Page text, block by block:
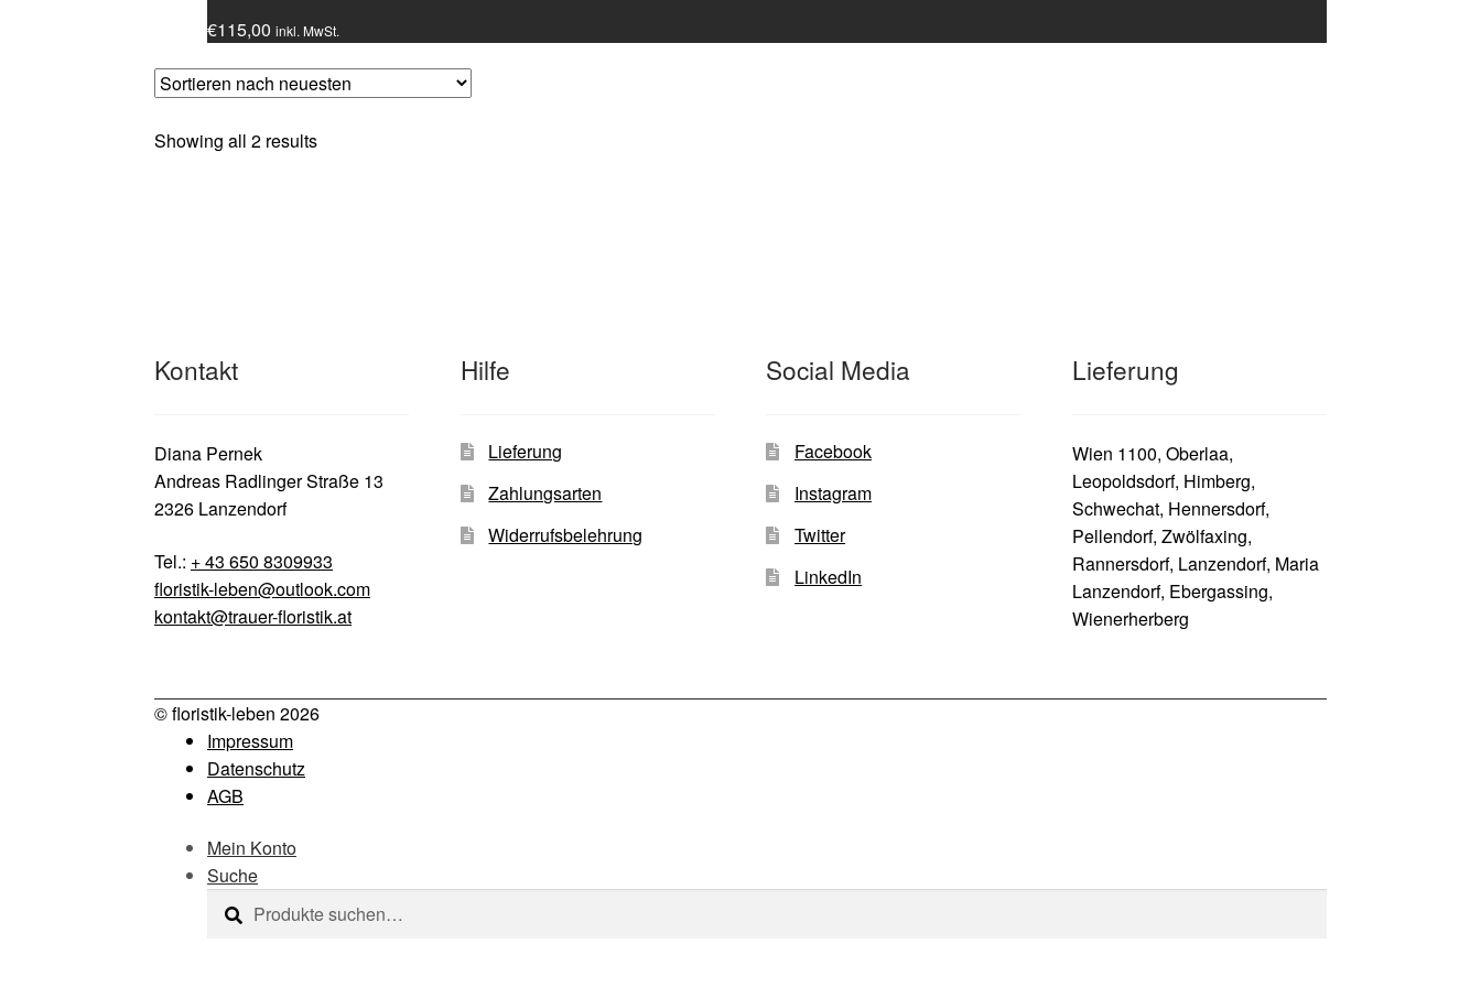
€115,00 inkl. MwSt.
Showing all 2 resultsSorted
Kontakt
Diana Pernek
Andreas Radlinger Straße 13
2326 Lanzendorf
Tel.: + 43 650 8309933
floristik-leben@outlook.com
kontakt@trauer-floristik.at
Hilfe
Lieferung
Zahlungsarten
Widerrufsbelehrung
Social Media
Facebook
Instagram
Twitter
LinkedIn
Lieferung
Wien 1100, Oberlaa,
Leopoldsdorf, Himberg,
Schwechat, Hennersdorf,
Pellendorf, Zwölfaxing,
Rannersdorf, Lanzendorf, Maria
Lanzendorf, Ebergassing,
Wienerherberg
© floristik-leben 2026
Impressum
Datenschutz
AGB
Mein Konto
Suche
Suche
nach:
Suche